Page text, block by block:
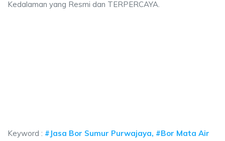
Kedalaman yang Resmi dan TERPERCAYA.
Keyword : #Jasa Bor Sumur Purwajaya, #Bor Mata Air